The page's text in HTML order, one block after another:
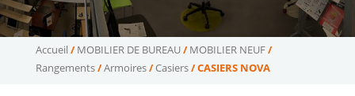
Accueil /MOBILIER DE BUREAU/MOBILIER NEUF/
Rangements/Armoires/Casiers/ CASIERS NOVA